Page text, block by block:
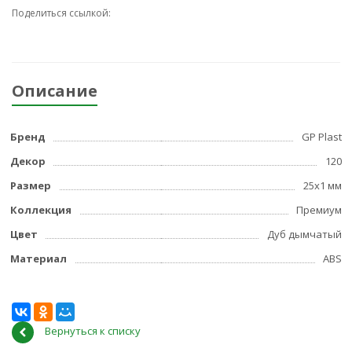
Поделиться ссылкой:
Описание
Бренд
GP Plast
Декор
120
Размер
25x1 мм
Коллекция
Премиум
Цвет
Дуб дымчатый
Материал
ABS
Вернуться к списку